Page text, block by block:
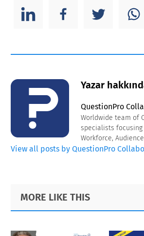
Yazar
QuestionPro
Worldwide team of
specialists focusing
Workforce,
View all posts by QuestionPro
Primary
Sidebar
Footer
MORE LIKE THIS